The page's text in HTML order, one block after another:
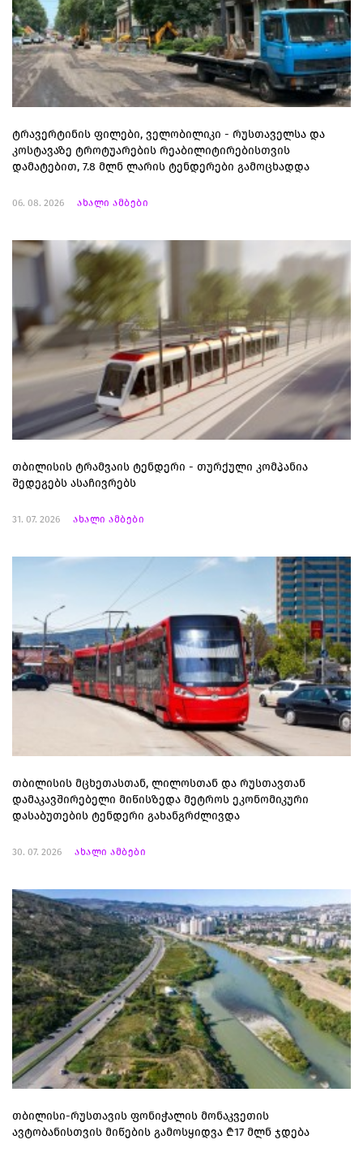
ტრავერტინის ფილები, ველობილიკი - რუსთაველსა და
კოსტავაზე ტროტუარების რეაბილიტირებისთვის
დამატებით, 7.8 მლნ ლარის ტენდერები გამოცხადდა
06. 08. 2026 ახალი ამბები
თბილისის ტრამვაის ტენდერი - თურქული კომპანია
შედეგებს ასაჩივრებს
31. 07. 2026 ახალი ამბები
თბილისის მცხეთასთან, ლილოსთან და რუსთავთან
დამაკავშირებელი მიწისზედა მეტროს ეკონომიკური
დასაბუთების ტენდერი გახანგრძლივდა
30. 07. 2026 ახალი ამბები
თბილისი-რუსთავის ფონიჭალის მონაკვეთის
ავტობანისთვის მიწების გამოსყიდვა ₾17 მლნ ჯდება